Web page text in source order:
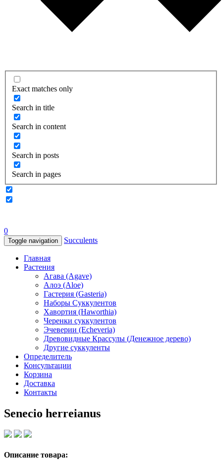
Exact matches only
Search in title
Search in content
Search in posts
Search in pages
0
Toggle navigation Succulents
Главная
Растения
Агава (Agave)
Алоэ (Aloe)
Гастерия (Gasteria)
Наборы Суккулентов
Хавортия (Haworthia)
Черенки суккулентов
Эчеверии (Echeveria)
Древовидные Крассулы (Денежное дерево)
Другие суккуленты
Определитель
Консультации
Корзина
Доставка
Контакты
Senecio herreianus
Описание товара: